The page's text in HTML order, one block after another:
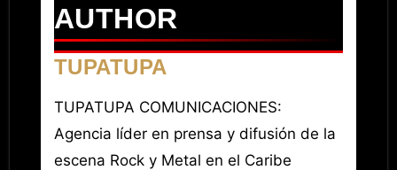
AUTHOR
TUPATUPA
TUPATUPA COMUNICACIONES:
Agencia líder en prensa y difusión de la
escena Rock y Metal en el Caribe